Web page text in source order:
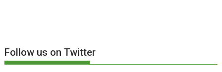
Follow us on Twitter